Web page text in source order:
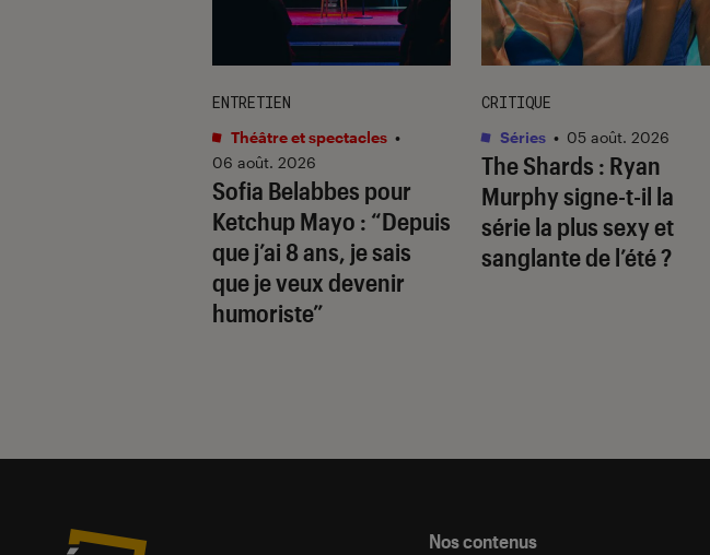
Sofia Belabbes pour
Ketchup Mayo : “Depuis
que j’ai 8 ans, je sais
que je veux devenir
humoriste”
ENTRETIEN
Théâtre et spectacles •
06 août. 2026
The Shards : Ryan
Murphy signe-t-il la
série la plus sexy et
sanglante de l’été ?
CRITIQUE
Séries • 05 août. 2026
Nos contenus